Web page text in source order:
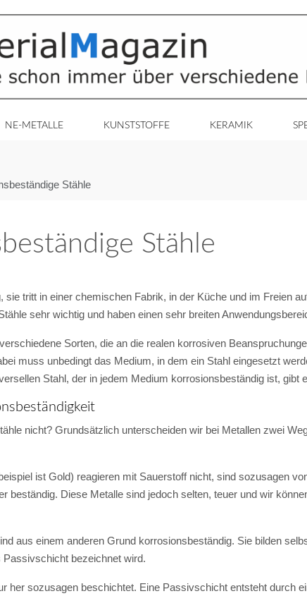
NE-METALLE KUNSTSTOFFE KERAMIK
Stähle
Stähle
sie tritt in einer chemischen Fabrik, in der Küche und im Freien
sehr wichtig und haben einen sehr breiten
Sorten, die an die realen korrosiven
muss unbedingt das Medium, in dem ein Stahl eingesetzt
Stahl, der in jedem Medium korrosionsbeständig ist, gibt
nicht? Grundsätzlich unterscheiden wir bei Metallen zwei
ist Gold) reagieren mit Sauerstoff nicht, sind sozusagen
beständig. Diese Metalle sind jedoch selten, teuer und wir
aus einem anderen Grund korrosionsbeständig. Sie bilden
bezeichnet wird.
her sozusagen beschichtet. Eine Passivschicht entsteht durch